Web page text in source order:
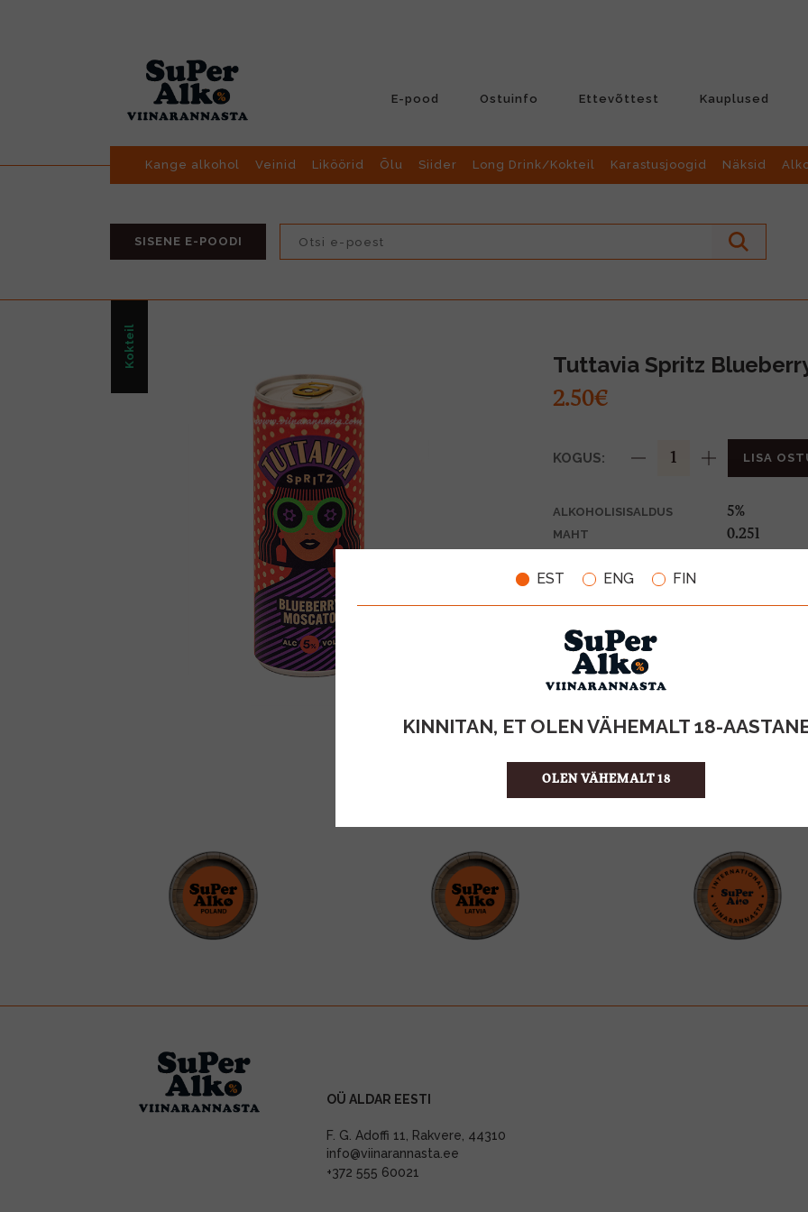
EST ENG FIN
KINNITAN, ET OLEN VÄHEMALT 18-
OLEN VÄHEMALT 18
E-pood Ostuinfo Ettevõttest Kauplused
Kange alkohol Veinid Liköörid Õlu Siider Long Drink/Kokteil Karastusjoogid Näksid
SISENE E-POODI
Kokteil Tuttavia Spritz
2.50€
KOGUS: LISA
ALKOHOLISISALDUS 5%
MAHT 0.25l
TOOTE LIIK
PANT
KOOD
KOGUS KASTIS
OÜ ALDAR EESTI
F. G. Adoffi 11, Rakvere, 44310
info@viinarannasta.ee
+372 555 60021